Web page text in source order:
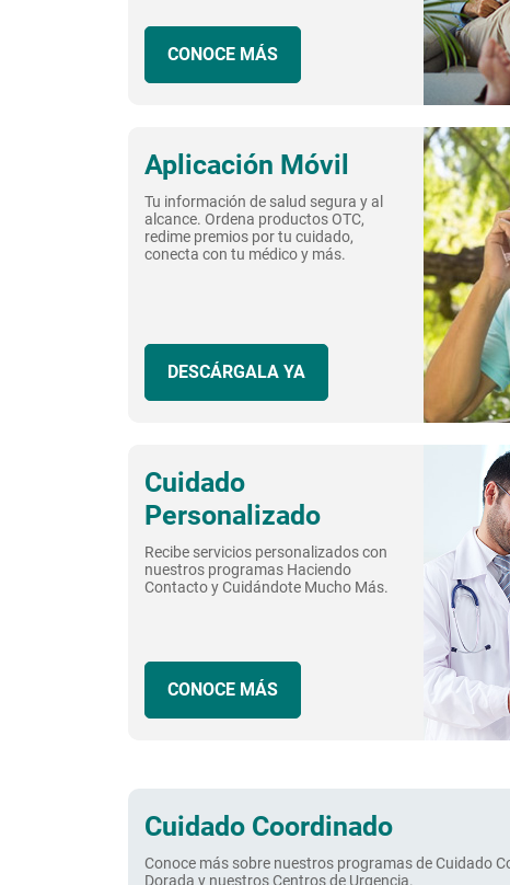
CONOCE MÁS
Aplicación Móvil
Tu información de salud segura y al
alcance. Ordena productos OTC,
redime premios por tu cuidado,
conecta con tu médico y más.
DESCÁRGALA YA
Cuidado
Personalizado
Recibe servicios personalizados con
nuestros programas Haciendo
Contacto y Cuidándote Mucho Más.
CONOCE MÁS
Cuidado Coordinado
Conoce más sobre nuestros programas de Cuidado
Dorada y nuestros Centros de Urgencia.